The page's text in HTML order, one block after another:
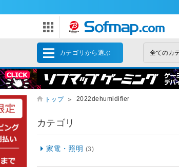
カテゴリから選ぶ
トップ ＞ 2022dehumidifier
カテゴリ
家電・照明 (3)